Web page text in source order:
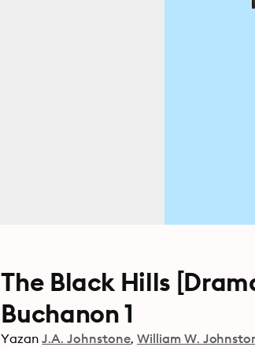
The Black Hills
Buchanon 1
Yazan J.A. Johnstone William W.